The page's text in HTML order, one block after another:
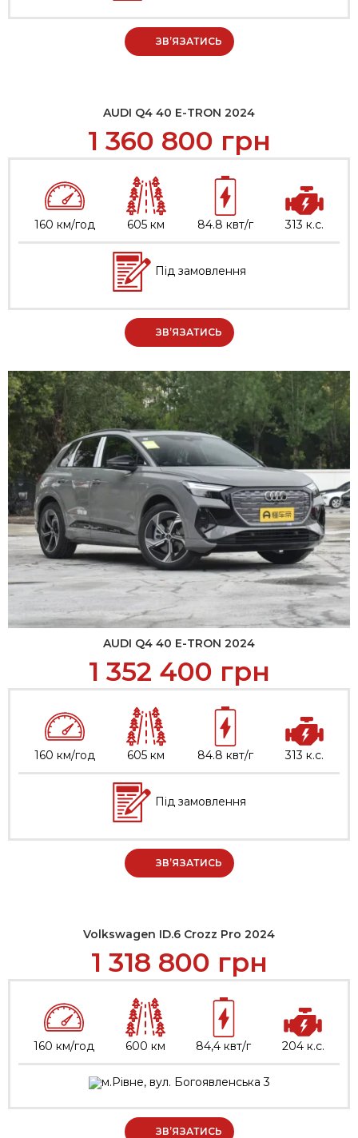
ЗВ’ЯЗАТИСЬ
AUDI Q4 40 E-TRON 2024
1 360 800 грн
160 км/год 605 км 84.8 квт/г 313 к.с.
Під замовлення
ЗВ’ЯЗАТИСЬ
AUDI Q4 40 E-TRON 2024
1 352 400 грн
160 км/год 605 км 84.8 квт/г 313 к.с.
Під замовлення
ЗВ’ЯЗАТИСЬ
Volkswagen ID.6 Crozz Pro 2024
1 318 800 грн
160 км/год 600 км 84,4 квт/г 204 к.с.
м.Рівне, вул. Богоявленська 3
ЗВ’ЯЗАТИСЬ